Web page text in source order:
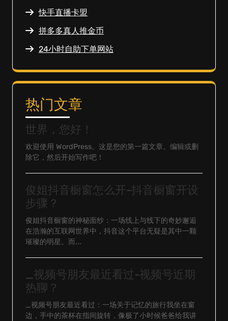
快手直播卡盟
拼多多真人推金币
24小时自助下单网站
热门文章
世界，您好！
欢迎使用 WordPress。这是您的第一篇文章。编辑或删
除它，然后开始写作吧！
俊姐抖音橱窗怎么开-抖音橱窗开设
步骤？
俊姐抖音橱窗的神秘面纱：一场线上与线下的奇妙邂逅
在浩瀚的互联网世界中，抖音这个平台无疑是其中一颗
璀璨的明星。而...
_视频号朋友最近看过-视频号近期
热聊？
_视频号朋友最近看过：一场关于记忆的旅行我坐在窗
边，手中的茶杯在指间旋转，像极了小时候爸爸给我讲